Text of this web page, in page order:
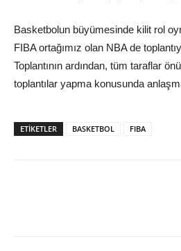
Basketbolun büyümesinde kilit rol
FIBA ortağımız olan NBA de
Toplantının ardından, tüm taraflar
toplantılar yapma konusunda
ETIKETLER BASKETBOL FIBA